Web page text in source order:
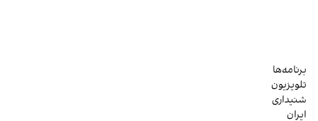
برنامه‌ها
تلویزیون
شنیداری
ایران